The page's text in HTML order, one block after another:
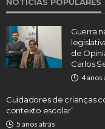
Guerra
de
Carlos
4 anos
Cuidadores de crianças
contexto escolar’
5 anos atrás